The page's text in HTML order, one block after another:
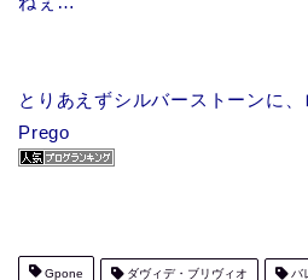
とりあえずシルバーストーンに
Prego
Gpone ダヴィデ・ブリヴィオ バ